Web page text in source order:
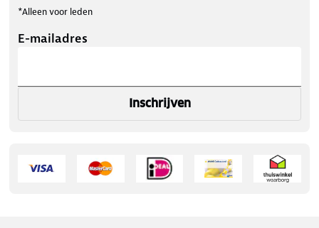
*Alleen voor leden
E-mailadres
Inschrijven